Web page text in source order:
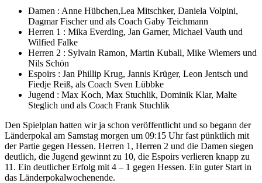
Damen : Anne Hübchen,Lea Mitschker, Daniela Volpini,
Dagmar Fischer und als Coach Gaby Teichmann
Herren 1 : Mika Everding, Jan Garner, Michael Vauth und
Wilfied Falke
Herren 2 : Sylvain Ramon, Martin Kuball, Mike Wiemers und
Nils Schön
Espoirs : Jan Phillip Krug, Jannis Krüger, Leon Jentsch und
Fiedje Reiß, als Coach Sven Lübbke
Jugend : Max Koch, Max Stuchlik, Dominik Klar, Malte
Steglich und als Coach Frank Stuchlik
Den Spielplan hatten wir ja schon veröffentlicht und so begann der
Länderpokal am Samstag morgen um 09:15 Uhr fast pünktlich mit
der Partie gegen Hessen. Herren 1, Herren 2 und die Damen siegen
deutlich, die Jugend gewinnt zu 10, die Espoirs verlieren knapp zu
11. Ein deutlicher Erfolg mit 4 – 1 gegen Hessen. Ein guter Start in
das Länderpokalwochenende.